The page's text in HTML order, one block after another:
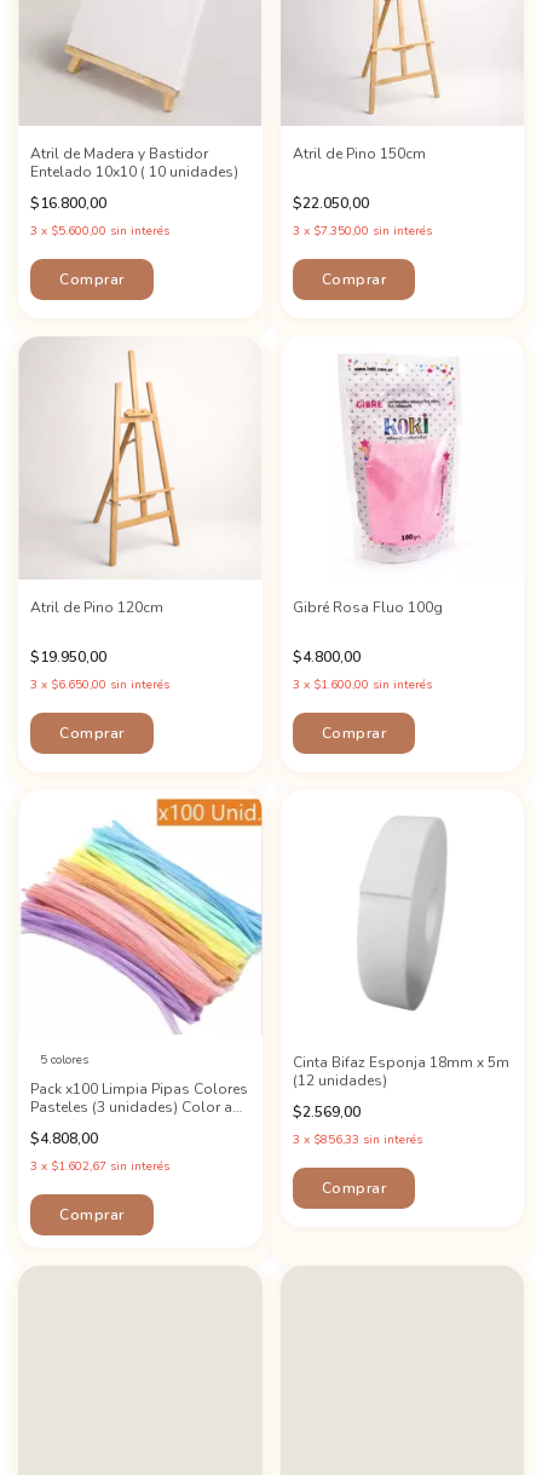
Atril de Madera y Bastidor
Entelado 10x10 ( 10 unidades)
$16.800,00
3 x $5.600,00 sin interés
Atril de Pino 150cm
$22.050,00
3 x $7.350,00 sin interés
Atril de Pino 120cm
$19.950,00
3 x $6.650,00 sin interés
Gibré Rosa Fluo 100g
$4.800,00
3 x $1.600,00 sin interés
5 colores
Pack x100 Limpia Pipas Colores
Pasteles (3 unidades) Color a
Elección!
$4.808,00
3 x $1.602,67 sin interés
Comprar
Cinta Bifaz Esponja 18mm x 5m
(12 unidades)
$2.569,00
3 x $856,33 sin interés